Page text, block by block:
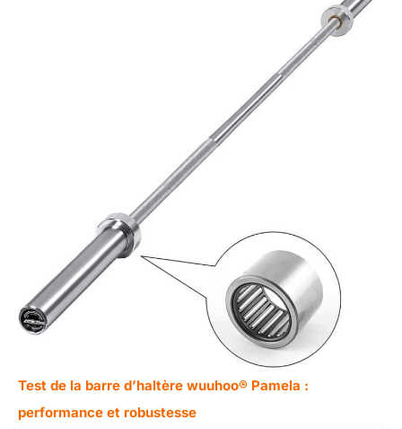
Test de la barre d’haltère wuuhoo® Pamela :
performance et robustesse